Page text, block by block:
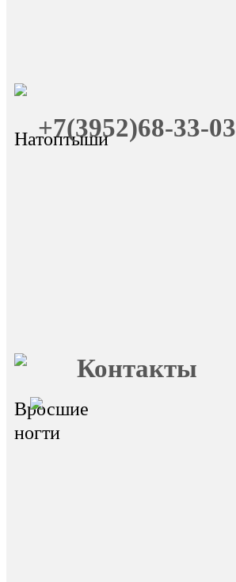
Натоптыши
Вросшие
ногти
+7(3952)68-33-03
Контакты
главный офис - г.Иркутск,
ул.Байкальская 236в/1, оф.1
Горячая линия